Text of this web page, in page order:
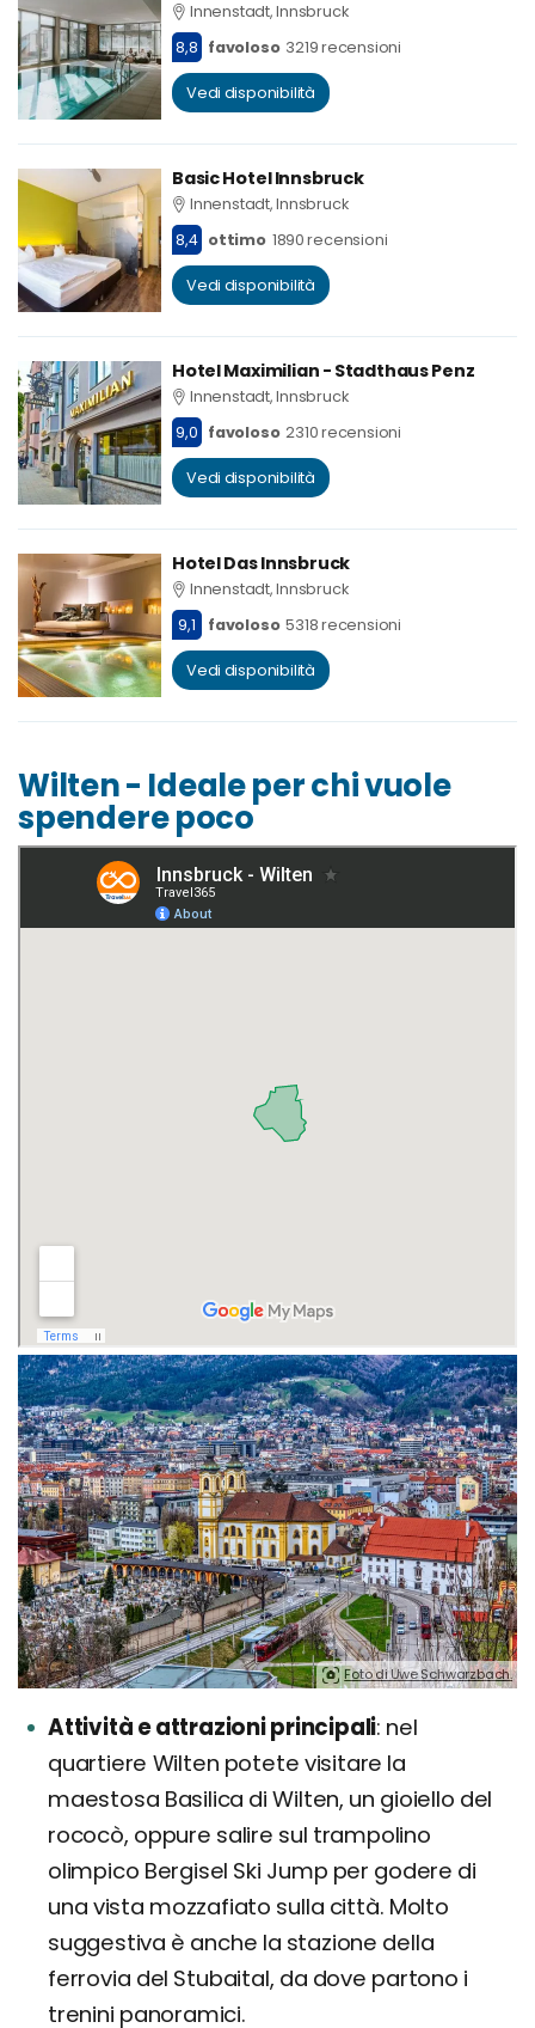
Innenstadt, Innsbruck
8,8 favoloso 3219 recensioni
Vedi disponibilità
Basic Hotel Innsbruck
Innenstadt, Innsbruck
8,4 ottimo 1890 recensioni
Vedi disponibilità
Hotel Maximilian - Stadthaus Penz
Innenstadt, Innsbruck
9,0 favoloso 2310 recensioni
Vedi disponibilità
Hotel Das Innsbruck
Innenstadt, Innsbruck
9,1
favoloso 5318 recensioni
Vedi disponibilità
Wilten - Ideale per chi vuole
spendere poco
Foto di Uwe Schwarzbach.
Attività e attrazioni principali nel
quartiere Wilten potete visitare la
maestosa Basilica di Wilten, un gioiello del
rococò, oppure salire sul trampolino
olimpico Bergisel Ski Jump per godere di
una vista mozzafiato sulla città. Molto
suggestiva è anche la stazione della
ferrovia del Stubaital, da dove partono i
trenini panoramici.